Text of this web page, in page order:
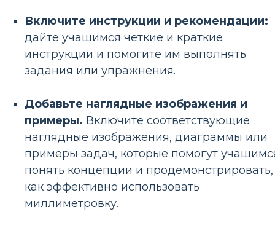
Включите инструкции и рекомендации:
дайте учащимся четкие и краткие
инструкции и помогите им выполнять
задания или упражнения.
Добавьте наглядные изображения и
примеры. Включите соответствующие
наглядные изображения, диаграммы или
примеры задач, которые помогут
понять концепции и продемонстрировать,
как эффективно использовать
миллиметровку.